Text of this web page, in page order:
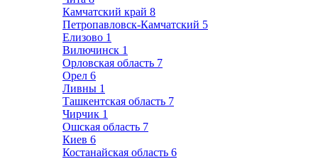
Камчатский край 8
Петропавловск-Камчатский 5
Елизово 1
Вилючинск 1
Орловская область 7
Орел 6
Ливны 1
Ташкентская область 7
Чирчик 1
Ошская область 7
Киев 6
Костанайская область 6